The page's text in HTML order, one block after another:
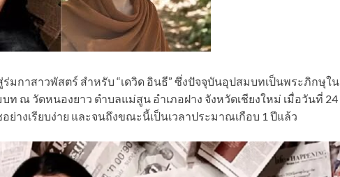
มกาสาวพัสตร์ สำหรับ “เดวิด อินธี” ซึ่งปัจจุบันอุปสมบทเป็นพระภิกษุใน
ท ณ วัดหนองยาว ตำบลแม่สูน อำเภอฝาง จังหวัดเชียงใหม่ เมื่อวันที่ 24
ย่างเรียบง่าย และจนถึงขณะนี้เป็นเวลาประมาณเกือบ 1 ปีแล้ว